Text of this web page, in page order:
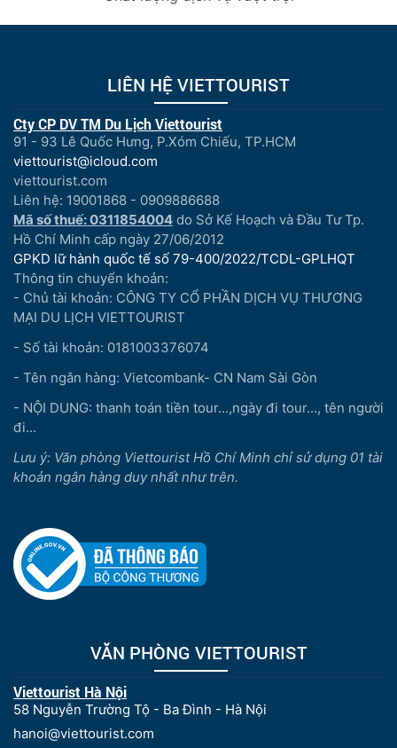
LIÊN HỆ VIETTOURIST
Cty CP DV TM Du Lịch Viettourist
91 - 93 Lê Quốc Hưng, P.Xóm Chiếu, TP.HCM
viettourist@icloud.com
viettourist.com
Liên hệ: 19001868 - 0909886688
Mã số thuế: 0311854004 do Sở Kế Hoạch và Đầu Tư Tp.
Hồ Chí Minh cấp ngày 27/06/2012
GPKD lữ hành quốc tế số 79-400/2022/TCDL-GPLHQT
Thông tin chuyển khoản:
- Chủ tài khoản: CÔNG TY CỔ PHẦN DỊCH VỤ THƯƠNG
MẠI DU LỊCH VIETTOURIST
- Số tài khoản: 0181003376074
- Tên ngân hàng: Vietcombank- CN Nam Sài Gòn
- NỘI DUNG: thanh toán tiền tour...,ngày đi tour..., tên người
đi...
Lưu ý: Văn phòng Viettourist Hồ Chí Minh chỉ sử dụng 01 tài
khoản ngân hàng duy nhất như trên.
VĂN PHÒNG VIETTOURIST
Viettourist Hà Nội
58 Nguyễn Trường Tộ - Ba Đình - Hà Nội
hanoi@viettourist.com